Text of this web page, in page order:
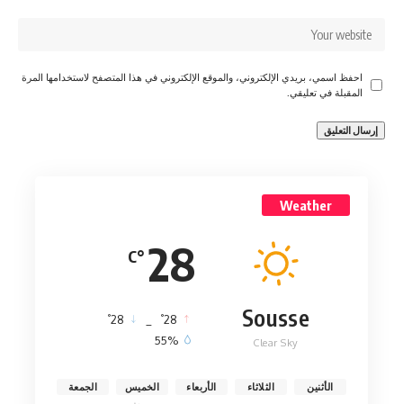
احفظ اسمي، بريدي الإلكتروني، والموقع الإلكتروني في هذا المتصفح لاستخدامها المرة
المقبلة في تعليقي.
Weather
28
°C
Sousse
Clear Sky
28
°
28
°
55%
الأثنين الثلاثاء الأربعاء الخميس الجمعة